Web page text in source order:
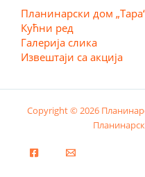
Планинарски дом
Кућни ред
Галерија слика
Извештаји са акција
Copyright © 2026